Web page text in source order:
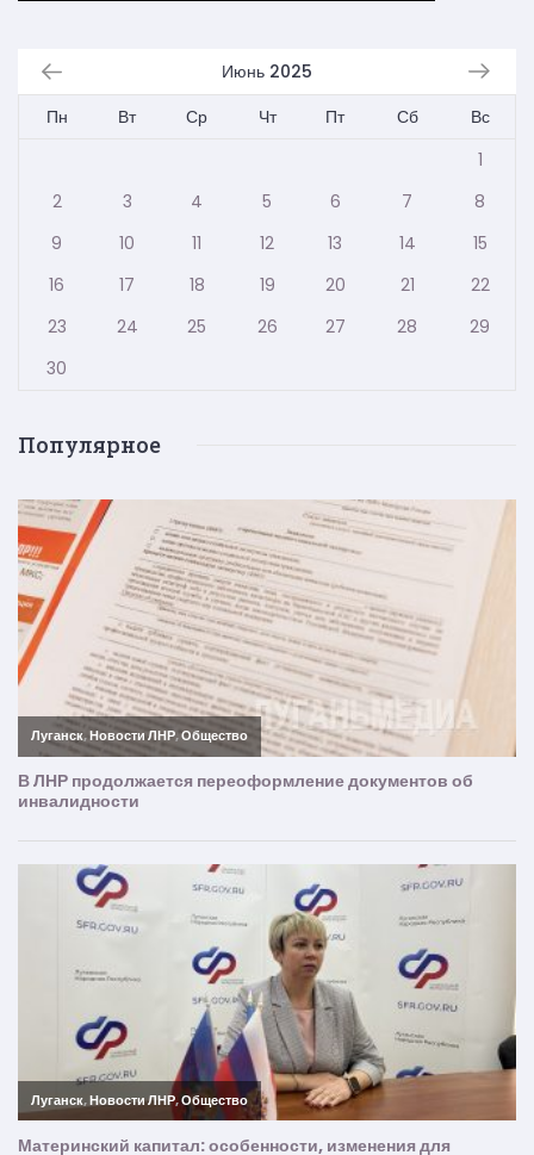
Июнь 2025
Пн
Вт Ср Чт Пт Сб
Вс
1
2
3 4 5 6 7
8
9
10 11 12 13 14
15
16
17 18 19 20 21
22
23
24 25 26 27 28
29
30
Популярное